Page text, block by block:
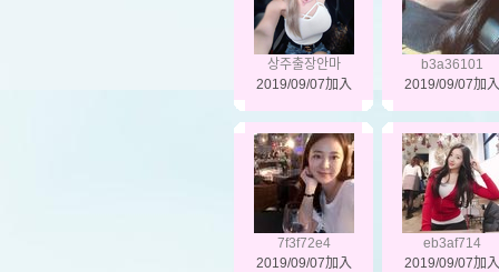
상주출장안마
2019/09/07加入
b3a36101
2019/09/07加入
7f3f72e4
2019/09/07加入
eb3af714
2019/09/07加入